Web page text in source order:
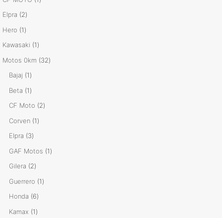
Elpra 22
productos
Hero 11
producto
Kawasaki 11
producto
Motos 0km 3232
Bajaj 11
producto
Beta 11
producto
CF Moto 22
Corven 11
Elpra 33
productos
GAF Motos 11
Gilera 22
productos
Guerrero 11
Honda 66
productos
Kamax 11